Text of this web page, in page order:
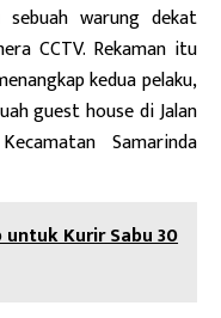
warung dekat
CCTV. Rekaman itu
kedua pelaku,
guest house di Jalan
Samarinda
Kurir Sabu 30